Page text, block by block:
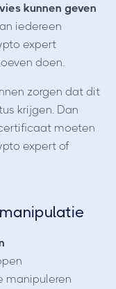
kunnen geven
iedereen
expert
doen.
zorgen dat dit
krijgen. Dan
moeten
expert of
manipuleren